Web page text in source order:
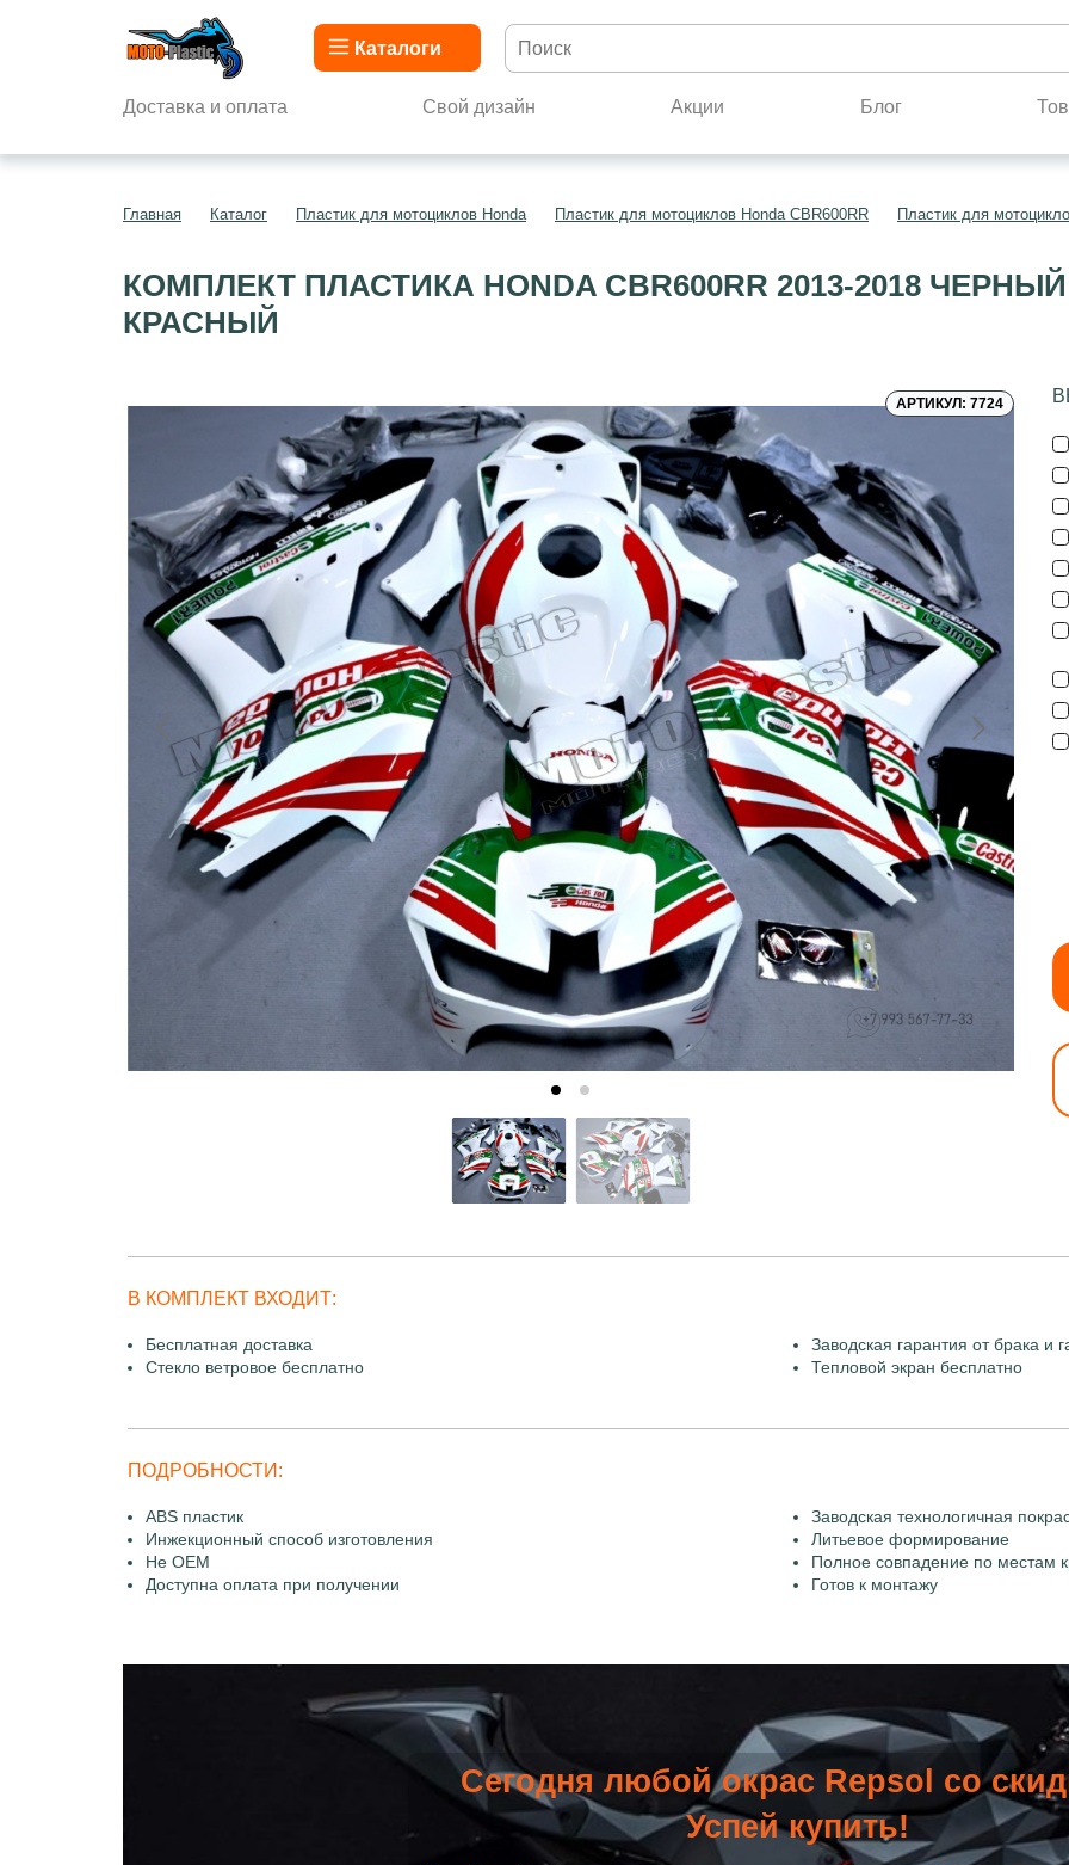
Каталоги
Доставка и оплата Свой дизайн Акции Блог
Главная Каталог Пластик для мотоциклов Honda Пластик для мотоциклов Honda CBR600RR Пластик для
КОМПЛЕКТ ПЛАСТИКА HONDA CBR600RR 2013-2018
КРАСНЫЙ
АРТИКУЛ: 7724
В КОМПЛЕКТ ВХОДИТ:
Бесплатная доставка
Заводская гарантия от брака и
Стекло ветровое бесплатно
Тепловой экран бесплатно
ПОДРОБНОСТИ:
ABS пластик
Заводская технологичная
Инжекционный способ изготовления
Литьевое формирование
Не OEM
Полное совпадение по местам
Доступна оплата при получении
Готов к монтажу
Сегодня любой окрас Repsol со
Успей купить!